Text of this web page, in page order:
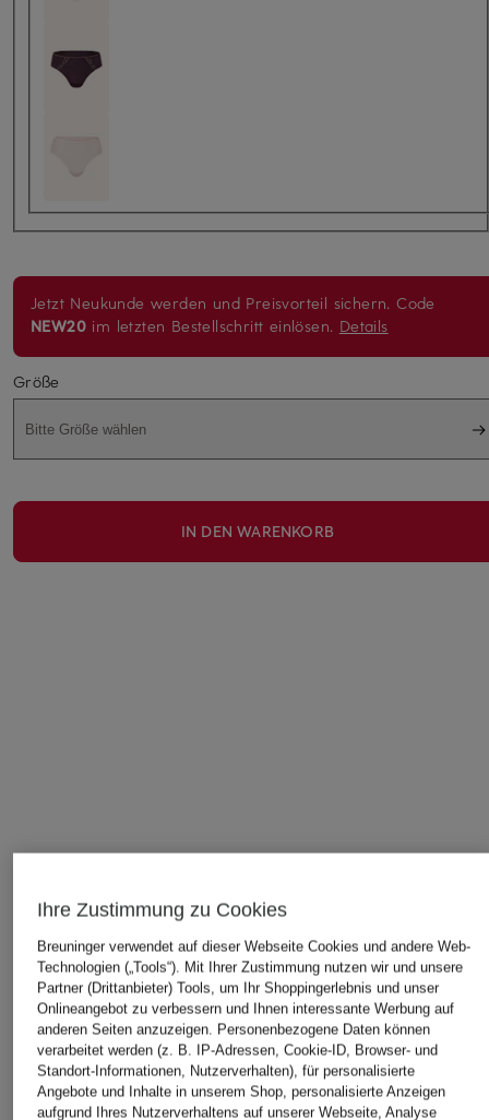
Jetzt Neukunde werden und Preisvorteil sichern. Code
NEW20 im letzten Bestellschritt einlösen. Details
Größe
Bitte Größe wählen
IN DEN WARENKORB
Ihre Zustimmung zu Cookies
Breuninger verwendet auf dieser Webseite Cookies und andere Web-
Technologien („Tools“). Mit Ihrer Zustimmung nutzen wir und unsere
Partner (Drittanbieter) Tools, um Ihr Shoppingerlebnis und unser
Onlineangebot zu verbessern und Ihnen interessante Werbung auf
anderen Seiten anzuzeigen. Personenbezogene Daten können
verarbeitet werden (z. B. IP-Adressen, Cookie-ID, Browser- und
Standort-Informationen, Nutzerverhalten), für personalisierte
Angebote und Inhalte in unserem Shop, personalisierte Anzeigen
aufgrund Ihres Nutzerverhaltens auf unserer Webseite, Analyse